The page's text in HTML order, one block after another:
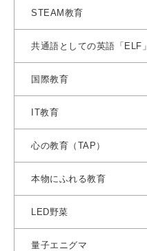
STEAM教育
共通語としての英語「ELF」
国際教育
IT教育
心の教育（TAP）
本物にふれる教育
LED野菜
量子エニグマ